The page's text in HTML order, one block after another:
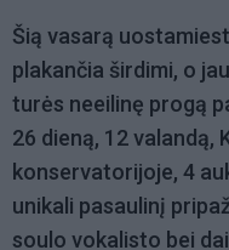
Šią vasarą
plakančia širdimi, o
turės neeilinę progą
26 dieną, 12 valandą,
konservatorijoje, 4
unikali pasaulinį
soulo vokalisto bei